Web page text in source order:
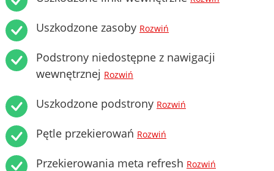
Uszkodzone zasoby Rozwiń
Podstrony niedostępne z nawigacji
wewnętrznej Rozwiń
Uszkodzone podstrony Rozwiń
Pętle przekierowań Rozwiń
Przekierowania meta refresh Rozwiń